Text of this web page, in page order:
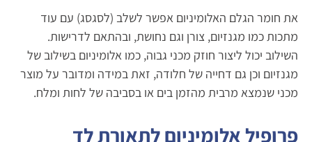
את חומר הגלם האלומיניום אפשר לשלב (לסגסג) עם עוד
מתכות כמו מגנזיום, צורן וגם נחושת, ובהתאם לדרישות.
השילוב יכול ליצור חוזק מכני גבוה, כמו אלומיניום בשילוב של
מגנזיום וכן גם דחייה של חלודה, זאת במידה ומדובר על מוצר
מכני שנמצא מרבית מהזמן בים או בסביבה של לחות ומלח.
פרופיל אלומיניום לתאורת לד